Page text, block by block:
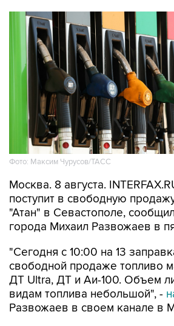
Фото: Максим Чурусов/ТАСС
Москва. 8 августа.
поступит в свободную
"Атан" в Севастополе,
города Михаил Развожаев в
"Сегодня с 10:00 на 13
свободной продаже топливо
ДТ Ultra, ДТ и Аи-100. Объем
видам топлива небольшой", -
Развожаев в своем канале в